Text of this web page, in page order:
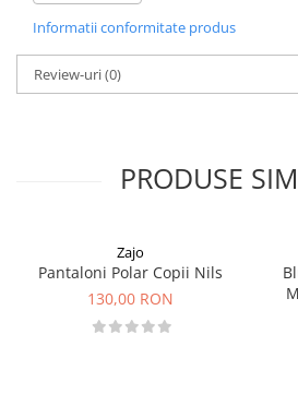
Detali technice:
model: unisex
structura: 28% Nylon, 24% Acrylic,
Isolfil, 5% Cordura, 2% Elastane
zone de ventilatie
zone intarite
finisaj antibacterian
Informatii conformitate produs
Review-uri(0)
PRODUSE
Zajo
Pantaloni Polar Copii Nils
130,00 RON